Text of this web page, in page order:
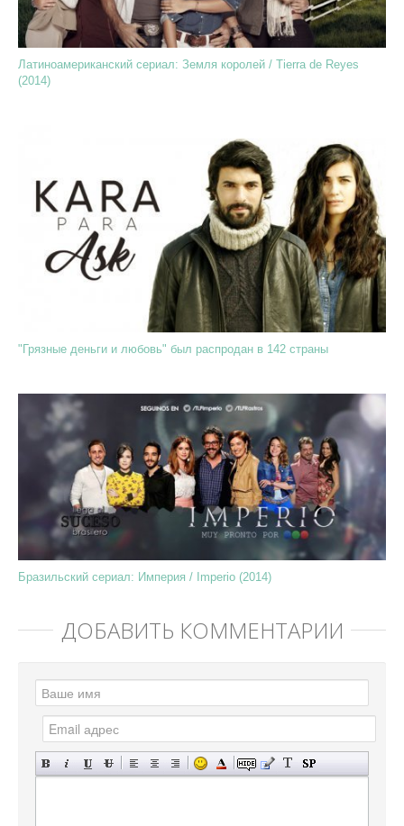
Латиноамериканский сериал: Земля королей / Tierra de Reyes
(2014)
"Грязные деньги и любовь" был распродан в 142 страны
Бразильский сериал: Империя / Imperio (2014)
ДОБАВИТЬ КОММЕНТАРИЙ